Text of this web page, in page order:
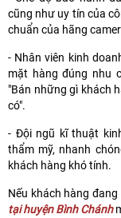
cũng như uy tín của
chuẩn của hãng
- Nhân viên kinh
mặt hàng đúng nhu
"Bán những gì khách
có".
- Đội ngũ kĩ thuật
thẩm mỹ, nhanh
khách hàng khó tính.
Nếu khách hàng đang
tại huyện Bình Chánh